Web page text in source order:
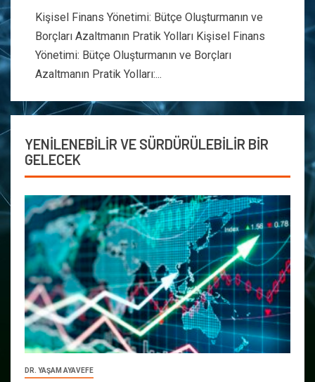
Kişisel Finans Yönetimi: Bütçe Oluşturmanın ve
Borçları Azaltmanın Pratik Yolları Kişisel Finans
Yönetimi: Bütçe Oluşturmanın ve Borçları
Azaltmanın Pratik Yolları:...
YENİLENEBİLİR VE SÜRDÜRÜLEBİLİR BİR
GELECEK
DR. YAŞAM AYAVEFE